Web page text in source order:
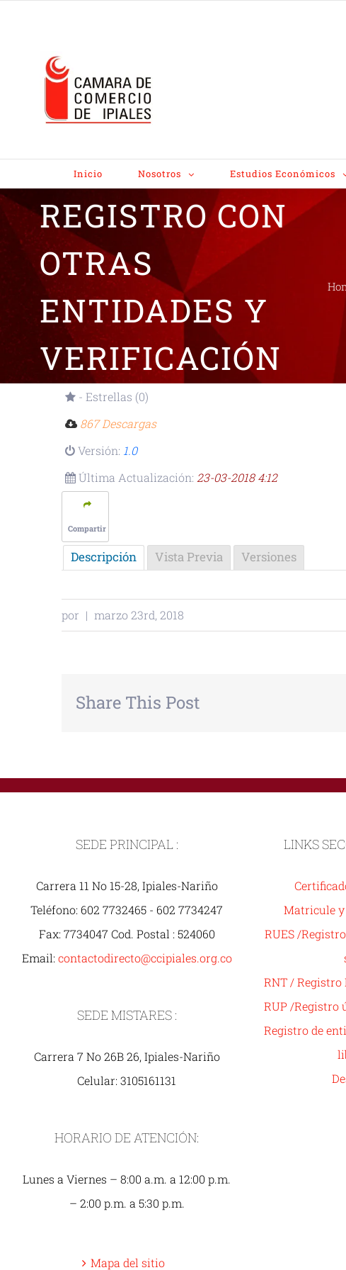
Inicio Nosotros Estudios Económicos
FORMATO
ADICIONAL DE
REGISTRO CON
OTRAS
ENTIDADES Y
VERIFICACIÓN
DE NOMBRE O
RAZÓN SOCIAL
- Estrellas (0)
867 Descargas
Versión: 1.0
Última Actualización: 23-03-2018 4:12
Compartir
Descripción Vista Previa Versiones
por | marzo 23rd, 2018
Share This Post
SEDE PRINCIPAL :
Carrera 11 No 15-28, Ipiales-Nariño
Teléfono: 602 7732465 - 602 7734247
Fax: 7734047 Cod. Postal : 524060
Email: contactodirecto@ccipiales.org.co
SEDE MISTARES :
Carrera 7 No 26B 26, Ipiales-Nariño
Celular: 3105161131
HORARIO DE ATENCIÓN:
Lunes a Viernes – 8:00 a.m. a 12:00 p.m.
– 2:00 p.m. a 5:30 p.m.
Mapa del sitio
LINKS
Matricule y
RUES /
RNT /
RUP /Registro
Registro de